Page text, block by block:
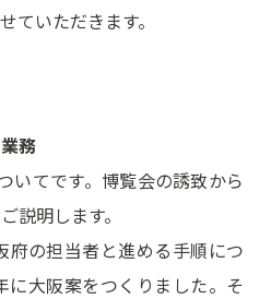
ていただきます。
務
いてです。博覧会の誘致から
説明します。
の担当者と進める手順につ
に大阪案をつくりました。そ